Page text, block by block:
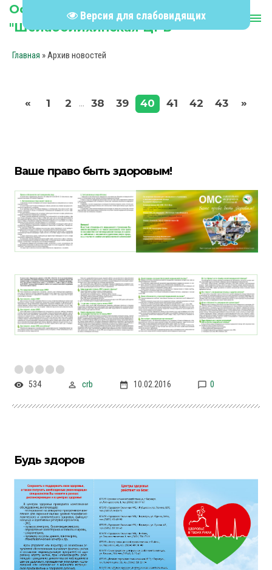
Версия для слабовидящих
Официальный сайт КГБУЗ
"Шелаболихинская ЦРБ"
menu
Главная »Архив новостей
« 1 2 ... 38 39 40 41 42 43 »
Ваше право быть здоровым!
534 crb 10.02.2016 0
Будь здоров